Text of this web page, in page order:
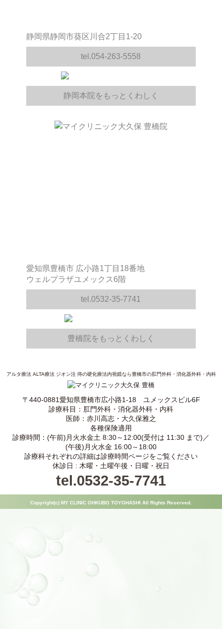
静岡県静岡市葵区川合2丁目1-20
tel.054-263-5558
静岡本院をもっとくわしく
愛知県豊橋市 広小路1丁目18番地
ウェルプラザユメックス6階
tel.0532-35-7741
豊橋院をもっとくわしく
アルタ療法 ALTA療法 ジオン注 痔の硬化療法内視鏡なら豊橋市の肛門外科・消化器外科・内科
〒440-0881愛知県豊橋市広小路1-18 ユメックスビル6F
診療科目：肛門外科・消化器外科・内科
医師：赤川高志・大久保雅之
各種保険適用
診療時間：(午前)月火水金土 8:30～12:00(受付は 11:30 まで)／
(午後)月火水金 16:00～18:00
診療科それぞれの詳細は診療時間ページをご覧ください
休診日 : 木曜・土曜午後・日曜・祝日
tel.0532-35-7741
Copyright(c) MY CLINIC OHKUBO TOYOHASHI All Rights Reserved.